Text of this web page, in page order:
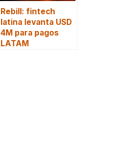
Rebill: fintech
latina levanta USD
4M para pagos
LATAM